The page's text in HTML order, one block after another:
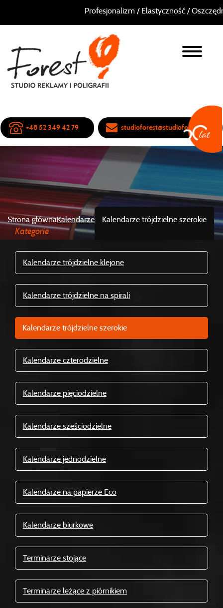
Profesjonalizm / Elastyczność /
+48 52 349 42 79 studioforest@studioforest.pl
Strona głównaKalendarze Kalendarze trójdzielne szerokie
Kategorie
Kalendarze trójdzielne klejone
Kalendarze trójdzielne na spirali
Kalendarze trójdzielne szerokie
Kalendarze czterodzielne
Kalendarze pięciodzielne
Kalendarze sześciodzielne
Kalendarze jednodzielne
Kalendarze na papierze Eco
Kalendarze biurkowe
Terminarze stojące
Terminarze leżące z piórnikiem